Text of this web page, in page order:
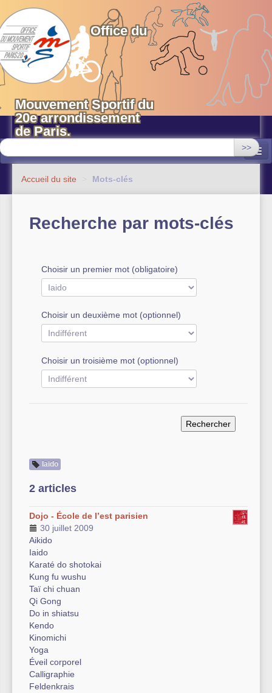
OMS 20 Paris
Office du
Mouvement Sportif du
20e arrondissement
de Paris.
>>
Equipements sportifs municipaux
OMS 20
Actualités
Autre équipement sportif
Actualités des associations
Accueil du site > Mots-clés
Recherche par mots-clés
Choisir un premier mot (obligatoire)
Choisir un deuxième mot (optionnel)
Choisir un troisième mot (optionnel)
Iaido
2 articles
Dojo - École de l’est parisien
30 juillet 2009
Aikido
Iaido
Karaté do shotokai
Kung fu wushu
Taï chi chuan
Qi Gong
Do in shiatsu
Kendo
Kinomichi
Yoga
Éveil corporel
Calligraphie
Feldenkrais